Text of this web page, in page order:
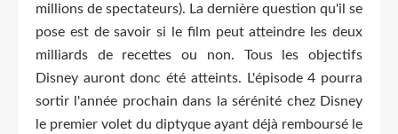
millions de spectateurs). La dernière question qu'il se
pose est de savoir si le film peut atteindre les deux
milliards de recettes ou non. Tous les objectifs
Disney auront donc été atteints. L'épisode 4 pourra
sortir l'année prochain dans la sérénité chez Disney
le premier volet du diptyque ayant déjà remboursé le